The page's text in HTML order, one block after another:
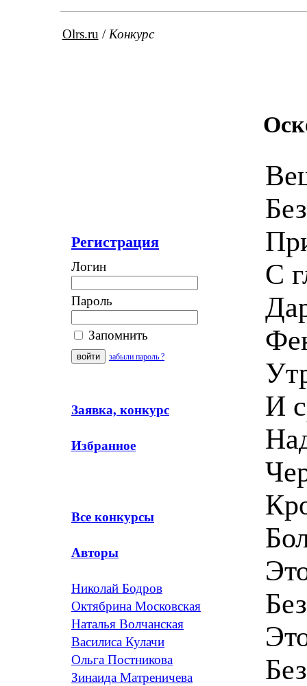
Olrs.ru / Конкурс
Регистрация
Логин
Пароль
Запомнить
забыли пароль ?
Заявка, конкурс
Избранное
Все конкурсы
Авторы
Николай Бодров
Октябрина Московская
Наталья Волчанская
Василиса Кулачи
Ольга Постникова
Зинаида Матреничева
С
И